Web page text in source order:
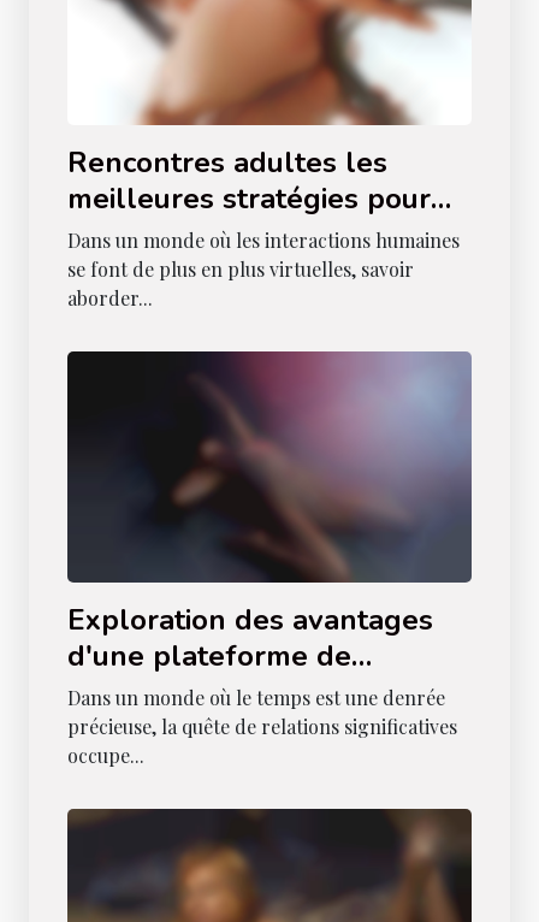
Rencontres adultes les
meilleures stratégies pour
une approche respectueuse
et sensuelle
Dans un monde où les interactions humaines
se font de plus en plus virtuelles, savoir
aborder...
Exploration des avantages
d'une plateforme de
rencontres locales dédiée
aux adultes
Dans un monde où le temps est une denrée
précieuse, la quête de relations significatives
occupe...